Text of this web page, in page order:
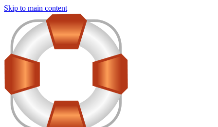
Skip to main content